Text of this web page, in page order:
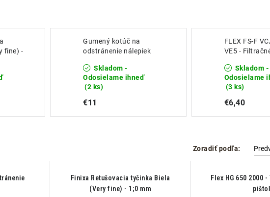
fine) -
Gumený kotúč na
odstránenie nálepiek
Skladom -
Odosielame ihneď
(2 ks)
€11
FLEX FS-F
VE5 -
Skladom -
Odosielame
(3 ks)
€6,40
Zoradiť podľa:
Finixa Retušovacia tyčinka Biela
(Very fine) - 1;0 mm
Flex HG 650 2000